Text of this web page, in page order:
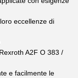
eccellenze di
A2F O 383 /
e facilmente le